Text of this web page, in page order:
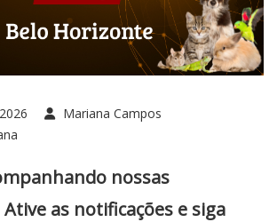
Mariana Campos
nossas
as notificações e siga